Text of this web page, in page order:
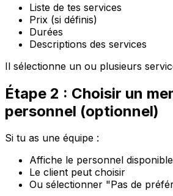
Liste de tes services
Prix (si définis)
Durées
Descriptions des services
Il sélectionne un ou plusieurs
Étape 2 : Choisir un
personnel (optionnel)
Si tu as une équipe :
Affiche le personnel disponible
Le client peut choisir
Ou sélectionner "Pas de